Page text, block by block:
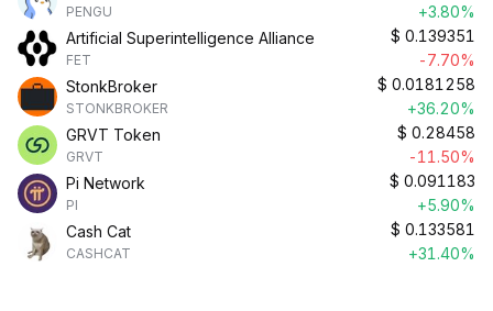
PENGU
+3.80%
Artificial Superintelligence Alliance
FET
$ 0.139351
-7.70%
StonkBroker
STONKBROKER
$ 0.0181258
+36.20%
GRVT Token
GRVT
$ 0.28458
-11.50%
Pi Network
PI
$ 0.091183
+5.90%
Cash Cat
CASHCAT
$ 0.133581
+31.40%